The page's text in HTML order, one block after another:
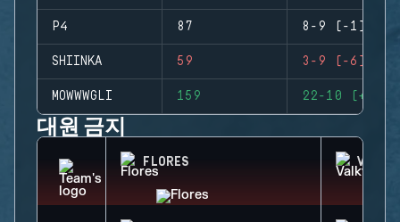
P4 87 8-9 (-1)
SHIINKA 59 3-9 (-6)
MOWWWGLI 159 22-10 (+12)
대원 금지
FLORES